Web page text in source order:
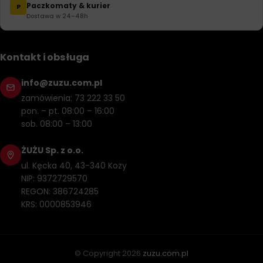
P Paczkomaty & kurier
Dostawa w 24–48h
Kontakt i obsługa
info@zuzu.com.pl
zamówienia: 73 222 33 50
pon. – pt. 08:00 – 16:00
sob. 08:00 – 13:00
ŻUŻU Sp. z o.o.
ul. Kęcka 40, 43-340 Kozy
NIP: 9372729570
REGON: 386724285
KRS: 0000853946
© Copyright 2026 zuzu.com.pl